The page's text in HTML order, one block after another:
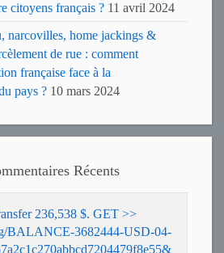
citoyens français ? 11 avril 2024
narcovilles, home jackings &
de rue : comment
française face à la
pays ? 10 mars 2024
Récents
236,538 $. GET >>
BALANCE-3682444-USD-04-